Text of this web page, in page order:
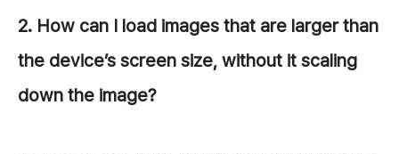
2. How can I load images that are larger than
the device’s screen size, without it scaling
down the image?